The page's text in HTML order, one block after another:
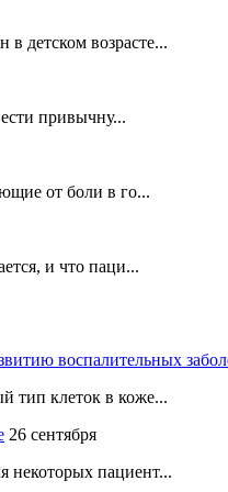
детском возрасте...
привычну...
от боли в го...
и что паци...
воспалительных
тип клеток в коже...
26 сентября
некоторых пациент...